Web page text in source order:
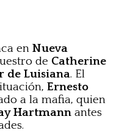
en Nueva
de Catherine
de Luisiana. El
Ernesto
a la mafia, quien
Hartmann antes